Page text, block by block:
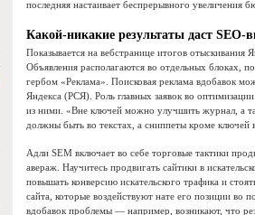
последняя настаивает беспрерывного увеличения
Какой-никакие результаты даст SEO-
Показывается на вебстранице итогов отыскивания
Объявления располагаются во отдельных блоках,
гербом «Реклама». Поисковая реклама вдобавок
Яндекса (РСЯ). Роль главных заявок во
из ними. «Вне ключей можно улучшить журнал, а
должны быть во текстах, а сниппеты кроме ключей
Адли SEM включает во себе торговые тактики
авераж. Научитесь продвигать сайтики в
повышать конверсию искательского трафика и
сайта, которые воздействуют нате его позиции во
вдобавок проблемы — например, возникают, что